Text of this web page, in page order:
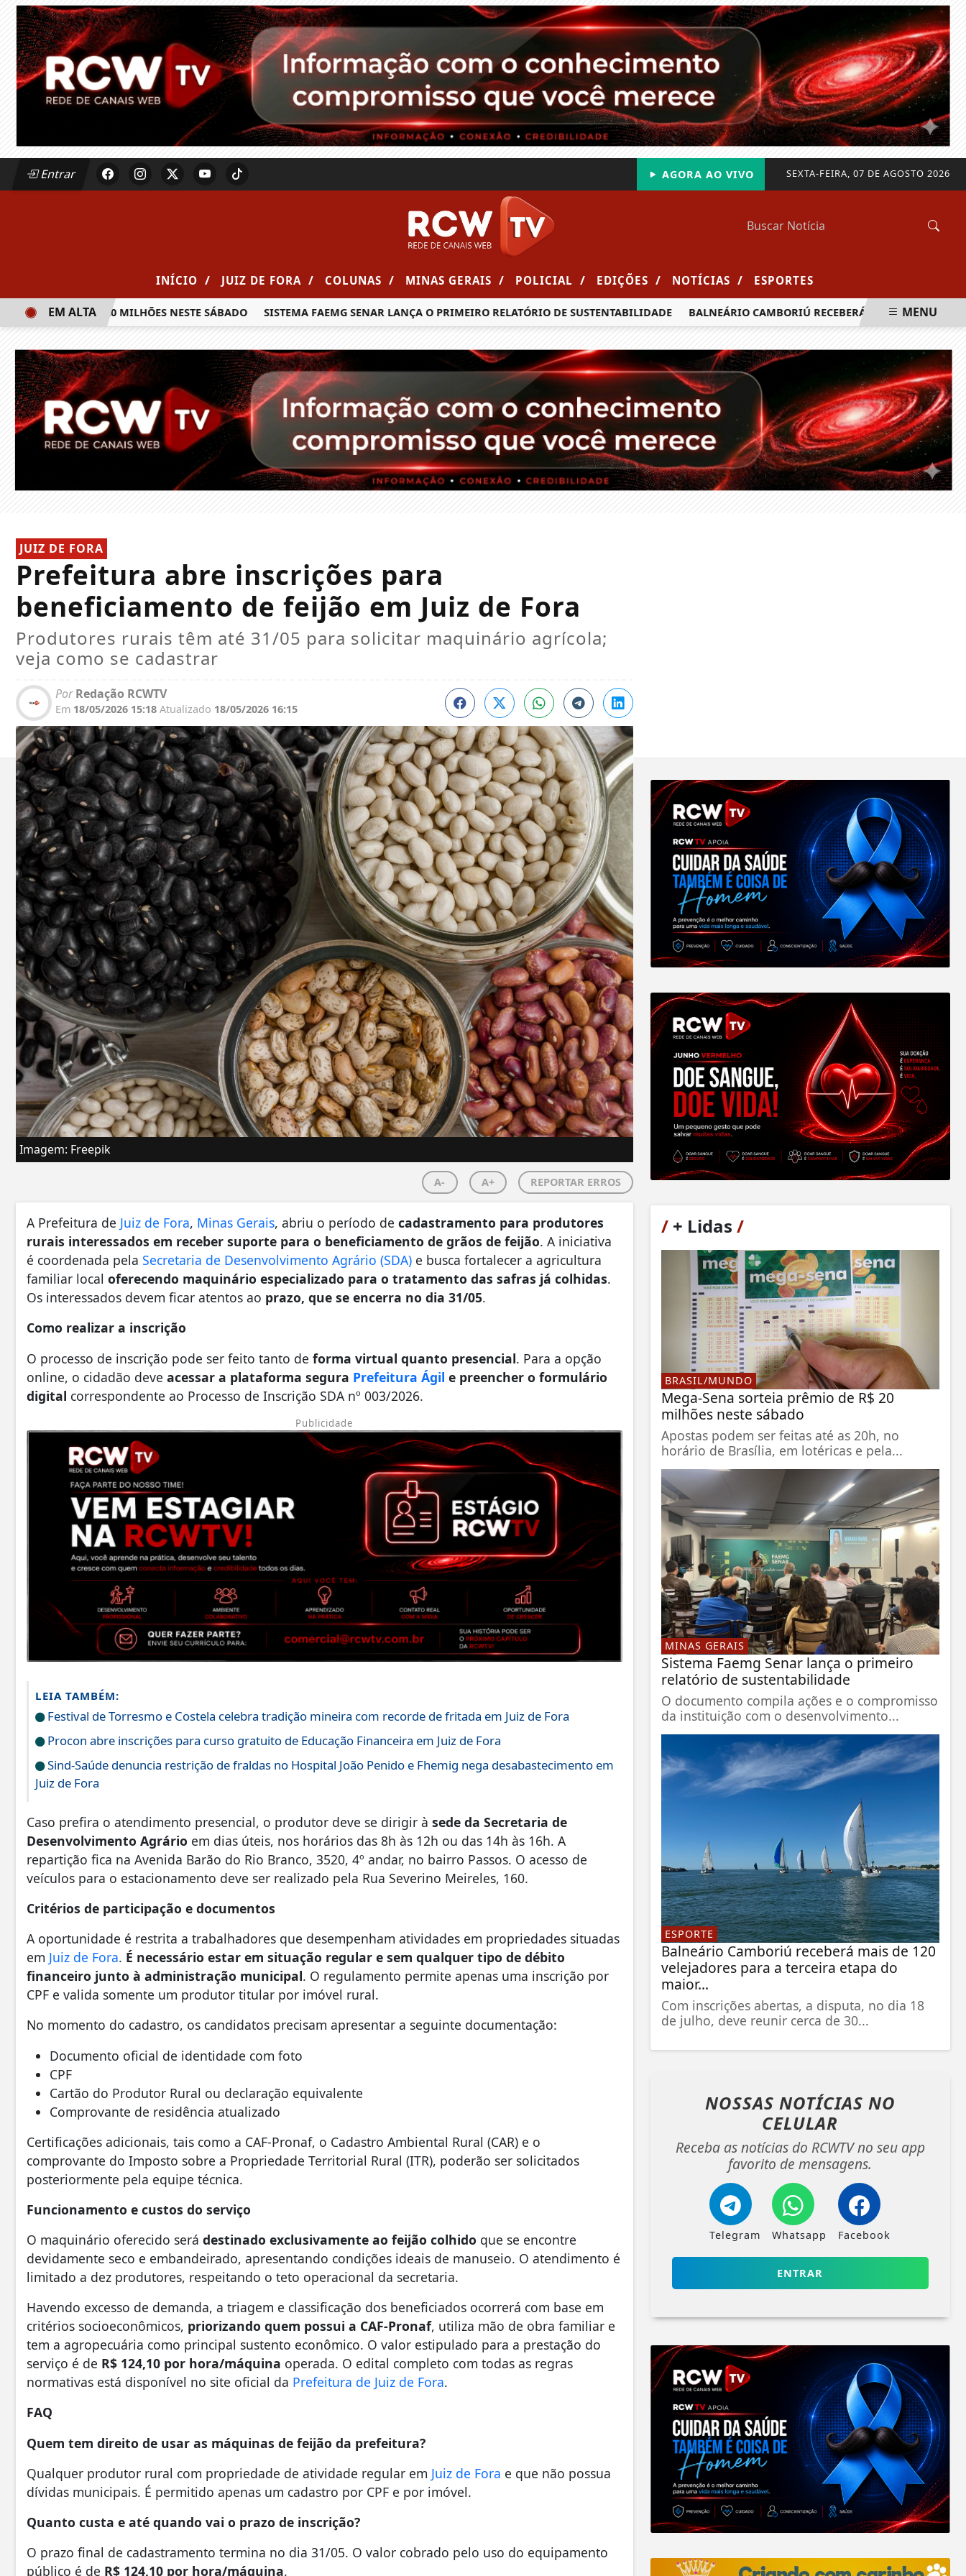
Entrar SEXTA-FEIRA, 07 DE AGOSTO 2026
AGORA AO VIVO
INÍCIO / JUIZ DE FORA / COLUNAS / MINAS GERAIS / POLICIAL / EDIÇÕES / NOTÍCIAS / ESPORTES
DE R$ 20 MILHÕES NESTE SÁBADO SISTEMA FAEMG SENAR LANÇA O PRIMEIRO RELATÓRIO DE SUSTENTABILIDADE BALNEÁRIO CAMBORIÚ RECEBERÁ MAIS DE 120
EM ALTA MENU
JUIZ DE FORA
Prefeitura abre inscrições para
beneficiamento de feijão em Juiz de Fora
Produtores rurais têm até 31/05 para solicitar maquinário agrícola;
veja como se cadastrar
PorRedação RCWTV
Em 18/05/2026 15:18 Atualizado 18/05/2026 16:15
Imagem: Freepik
A- A+ REPORTAR ERROS
A Prefeitura de Juiz de Fora, Minas Gerais, abriu o período de cadastramento para produtores
rurais interessados em receber suporte para o beneficiamento de grãos de feijão. A iniciativa
é coordenada pela Secretaria de Desenvolvimento Agrário (SDA) e busca fortalecer a agricultura
familiar local oferecendo maquinário especializado para o tratamento das safras já colhidas.
Os interessados devem ficar atentos ao prazo, que se encerra no dia 31/05.
Como realizar a inscrição
O processo de inscrição pode ser feito tanto de forma virtual quanto presencial. Para a opção
online, o cidadão deve acessar a plataforma segura Prefeitura Ágil e preencher o formulário
digital correspondente ao Processo de Inscrição SDA nº 003/2026.
Publicidade
LEIA TAMBÉM:
Festival de Torresmo e Costela celebra tradição mineira com recorde de fritada em Juiz de Fora
Procon abre inscrições para curso gratuito de Educação Financeira em Juiz de Fora
Sind-Saúde denuncia restrição de fraldas no Hospital João Penido e Fhemig nega desabastecimento em
Juiz de Fora
Caso prefira o atendimento presencial, o produtor deve se dirigir à sede da Secretaria de
Desenvolvimento Agrário em dias úteis, nos horários das 8h às 12h ou das 14h às 16h. A
repartição fica na Avenida Barão do Rio Branco, 3520, 4º andar, no bairro Passos. O acesso de
veículos para o estacionamento deve ser realizado pela Rua Severino Meireles, 160.
Critérios de participação e documentos
A oportunidade é restrita a trabalhadores que desempenham atividades em propriedades situadas
em Juiz de Fora. É necessário estar em situação regular e sem qualquer tipo de débito
financeiro junto à administração municipal. O regulamento permite apenas uma inscrição por
CPF e valida somente um produtor titular por imóvel rural.
No momento do cadastro, os candidatos precisam apresentar a seguinte documentação:
Documento oficial de identidade com foto
CPF
Cartão do Produtor Rural ou declaração equivalente
Comprovante de residência atualizado
Certificações adicionais, tais como a CAF-Pronaf, o Cadastro Ambiental Rural (CAR) e o
comprovante do Imposto sobre a Propriedade Territorial Rural (ITR), poderão ser solicitados
posteriormente pela equipe técnica.
Funcionamento e custos do serviço
O maquinário oferecido será destinado exclusivamente ao feijão colhido que se encontre
devidamente seco e embandeirado, apresentando condições ideais de manuseio. O atendimento é
limitado a dez produtores, respeitando o teto operacional da secretaria.
Havendo excesso de demanda, a triagem e classificação dos beneficiados ocorrerá com base em
critérios socioeconômicos, priorizando quem possui a CAF-Pronaf, utiliza mão de obra familiar e
tem a agropecuária como principal sustento econômico. O valor estipulado para a prestação do
serviço é de R$ 124,10 por hora/máquina operada. O edital completo com todas as regras
normativas está disponível no site oficial da Prefeitura de Juiz de Fora.
FAQ
Quem tem direito de usar as máquinas de feijão da prefeitura?
Qualquer produtor rural com propriedade de atividade regular em Juiz de Fora e que não possua
dívidas municipais. É permitido apenas um cadastro por CPF e por imóvel.
Quanto custa e até quando vai o prazo de inscrição?
O prazo final de cadastramento termina no dia 31/05. O valor cobrado pelo uso do equipamento
público é de R$ 124,10 por hora/máquina.
/+ Lidas /
BRASIL/MUNDO
Mega-Sena sorteia prêmio de R$ 20
milhões neste sábado
Apostas podem ser feitas até as 20h, no
horário de Brasília, em lotéricas e pela...
MINAS GERAIS
Sistema Faemg Senar lança o primeiro
relatório de sustentabilidade
O documento compila ações e o compromisso
da instituição com o desenvolvimento...
ESPORTE
Balneário Camboriú receberá mais de 120
velejadores para a terceira etapa do
maior...
Com inscrições abertas, a disputa, no dia 18
de julho, deve reunir cerca de 30...
NOSSAS NOTÍCIAS NO
CELULAR
Receba as notícias do RCWTV no seu app
favorito de mensagens.
Telegram Whatsapp Facebook
ENTRAR